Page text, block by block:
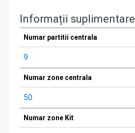
Informații suplimentare
Numar partitii centrala
9
Numar zone centrala
50
Numar zone Kit